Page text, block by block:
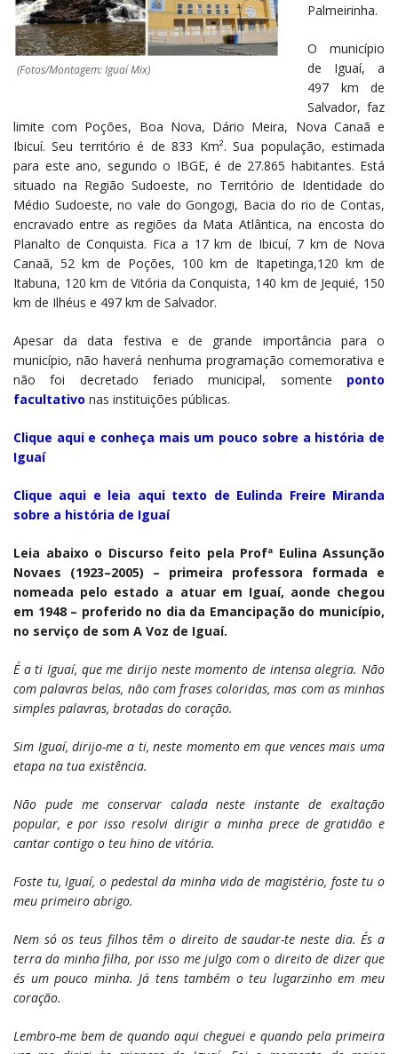
(Fotos/Montagem: Iguaí Mix)
Palmeirinha.
O município
de Iguaí, a
497 km de
Salvador, faz
limite com Poções, Boa Nova, Dário Meira, Nova Canaã e
Ibicuí. Seu território é de 833 Km². Sua população, estimada
para este ano, segundo o IBGE, é de 27.865 habitantes. Está
situado na Região Sudoeste, no Território de Identidade do
Médio Sudoeste, no vale do Gongogi, Bacia do rio de Contas,
encravado entre as regiões da Mata Atlântica, na encosta do
Planalto de Conquista. Fica a 17 km de Ibicuí, 7 km de Nova
Canaã, 52 km de Poções, 100 km de Itapetinga,120 km de
Itabuna, 120 km de Vitória da Conquista, 140 km de Jequié, 150
km de Ilhéus e 497 km de Salvador.
Apesar da data festiva e de grande importância para o
município, não haverá nenhuma programação comemorativa e
não foi decretado feriado municipal, somente ponto
facultativo nas instituições públicas.
Clique aqui e conheça mais um pouco sobre a história de
Iguaí
Clique aqui e leia aqui texto de Eulinda Freire Miranda
sobre a história de Iguaí
Leia abaixo o Discurso feito pela Profª Eulina Assunção
Novaes (1923–2005) – primeira professora formada e
nomeada pelo estado a atuar em Iguaí, aonde chegou
em 1948 – proferido no dia da Emancipação do município,
no serviço de som A Voz de Iguaí.
É a ti Iguaí, que me dirijo neste momento de intensa alegria. Não
com palavras belas, não com frases coloridas, mas com as minhas
simples palavras, brotadas do coração.
Sim Iguaí, dirijo-me a ti, neste momento em que vences mais uma
etapa na tua existência.
Não pude me conservar calada neste instante de exaltação
popular, e por isso resolvi dirigir a minha prece de gratidão e
cantar contigo o teu hino de vitória.
Foste tu, Iguaí, o pedestal da minha vida de magistério, foste tu o
meu primeiro abrigo.
Nem só os teus filhos têm o direito de saudar-te neste dia. És a
terra da minha filha, por isso me julgo com o direito de dizer que
és um pouco minha. Já tens também o teu lugarzinho em meu
coração.
Lembro-me bem de quando aqui cheguei e quando pela primeira